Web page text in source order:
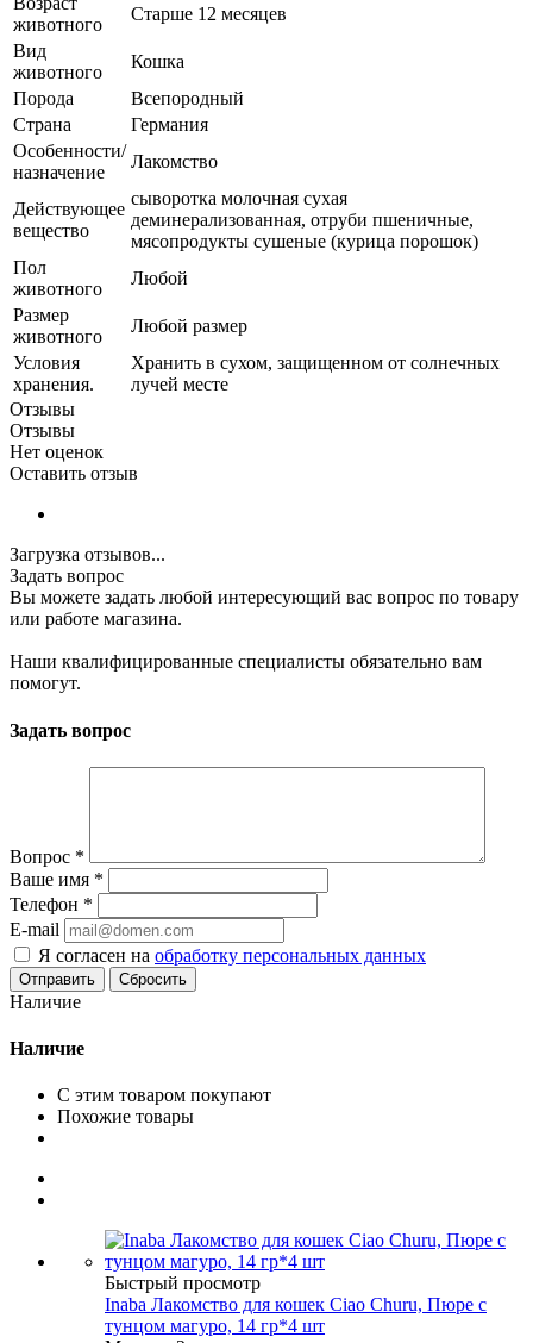
животного
Старше 12 месяцев
Вид
животного
Кошка
Порода
Всепородный
Страна
Германия
Особенности/
назначение
Лакомство
Действующее
вещество
сыворотка молочная сухая
деминерализованная, отруби пшеничные,
мясопродукты сушеные (курица порошок)
Пол
животного
Любой
Размер
животного
Любой размер
Условия
хранения.
Хранить в сухом, защищенном от солнечных
лучей месте
Отзывы
Отзывы
Нет оценок
Оставить отзыв
Загрузка отзывов...
Задать вопрос
Вы можете задать любой интересующий вас вопрос по товару
или работе магазина.
Наши квалифицированные специалисты обязательно вам
помогут.
Задать вопрос
Вопрос *
Ваше имя *
Телефон *
E-mail
Я согласен на обработку персональных данных
Сбросить
Наличие
Наличие
С этим товаром покупают
Похожие товары
Быстрый просмотр
Inaba Лакомство для кошек Ciao Churu, Пюре с
тунцом магуро, 14 гр*4 шт